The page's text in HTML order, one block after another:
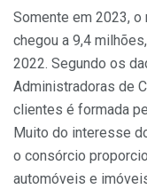
Somente em 2023,
chegou a 9,4
2022. Segundo os
Administradoras de
clientes é formada
Muito do interesse
o consórcio
automóveis e